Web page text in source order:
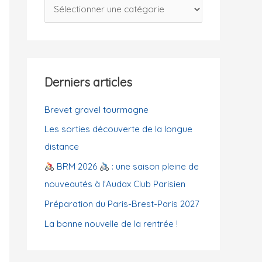
h
a
r
i
e
s
Derniers articles
Brevet gravel tourmagne
Les sorties découverte de la longue
distance
BRM 2026
: une saison pleine de
nouveautés à l’Audax Club Parisien
Préparation du Paris-Brest-Paris 2027
La bonne nouvelle de la rentrée !